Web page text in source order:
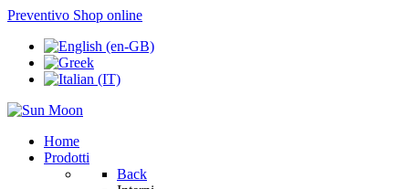
Preventivo Shop online
Home
Prodotti
Back